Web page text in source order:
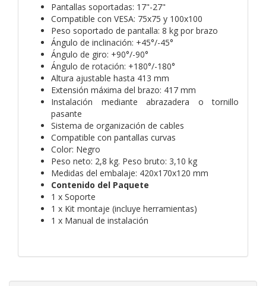
Pantallas soportadas: 17"-27"
Compatible con VESA: 75x75 y 100x100
Peso soportado de pantalla: 8 kg por brazo
Ángulo de inclinación: +45°/-45°
Ángulo de giro: +90°/-90°
Ángulo de rotación: +180°/-180°
Altura ajustable hasta 413 mm
Extensión máxima del brazo: 417 mm
Instalación mediante abrazadera o tornillo
pasante
Sistema de organización de cables
Compatible con pantallas curvas
Color: Negro
Peso neto: 2,8 kg. Peso bruto: 3,10 kg
Medidas del embalaje: 420x170x120 mm
Contenido del Paquete
1 x Soporte
1 x Kit montaje (incluye herramientas)
1 x Manual de instalación